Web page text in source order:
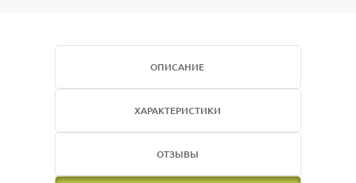
ОПИСАНИЕ
ХАРАКТЕРИСТИКИ
ОТЗЫВЫ